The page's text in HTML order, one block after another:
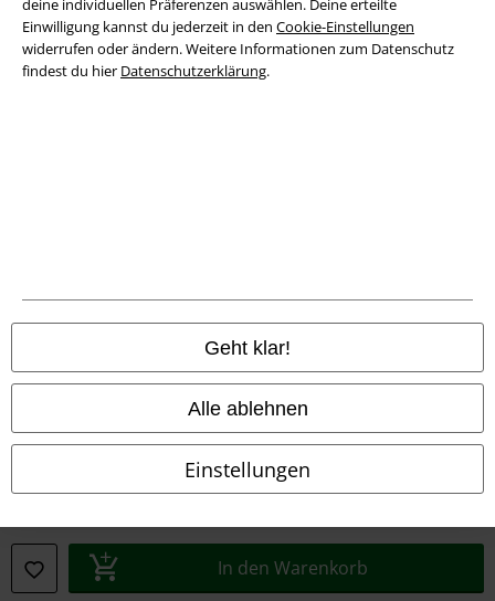
deine individuellen Präferenzen auswählen. Deine erteilte
Einwilligung kannst du jederzeit in den Cookie-Einstellungen
widerrufen oder ändern. Weitere Informationen zum Datenschutz
findest du hier Datenschutzerklärung.
Geht klar!
Alle ablehnen
Einstellungen
In den Warenkorb
Datenschutz
Entsorgung und Umweltschutz
Alle Preise inkl. gesetzlicher Mehrwertsteuer, zzgl.Versandkosten
© 1986-2026 E.M.P. Merchandising HGmbH
EMP Online Shops
EMP France
EMP Deutschland